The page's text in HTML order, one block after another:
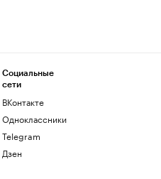
Социальные
сети
ВКонтакте
Одноклассники
Telegram
Дзен